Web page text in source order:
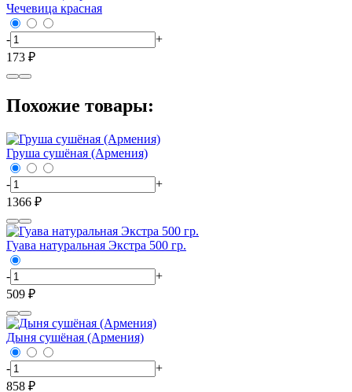
Чечевица красная
-
+
173 ₽
Похожие товары:
Груша сушёная (Армения)
-
+
1366 ₽
Гуава натуральная Экстра 500 гр.
-
+
509 ₽
Дыня сушёная (Армения)
-
+
858 ₽